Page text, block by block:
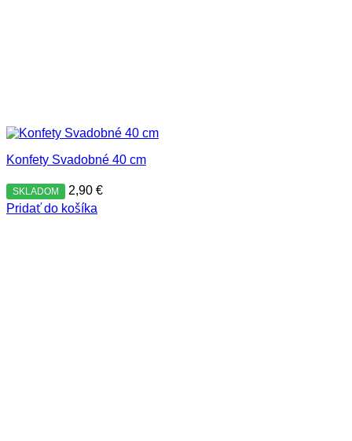
Konfety Svadobné 40 cm
SKLADOM 2,90 €
Pridať do košíka